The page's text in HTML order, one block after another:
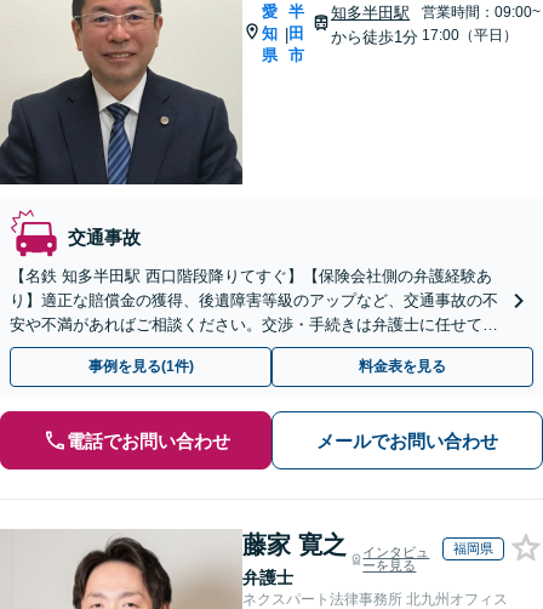
愛
知
県
|
半
田
市
知多半田駅
から徒歩1分
営業時間：09:00~
17:00（平日）
交通事故
【名鉄 知多半田駅 西口階段降りてすぐ】【保険会社側の弁護経験あ
り】適正な賠償金の獲得、後遺障害等級のアップなど、交通事故の不
安や不満があればご相談ください。交渉・手続きは弁護士に任せて、
治療にご専念を【初回相談30分無料】
事例を見る(1件) 料金表を見る
電話でお問い合わせ メールでお問い合わせ
藤家 寛之
弁護士
インタビュ
ーを見る
福岡県
ネクスパート法律事務所 北九州オフィス